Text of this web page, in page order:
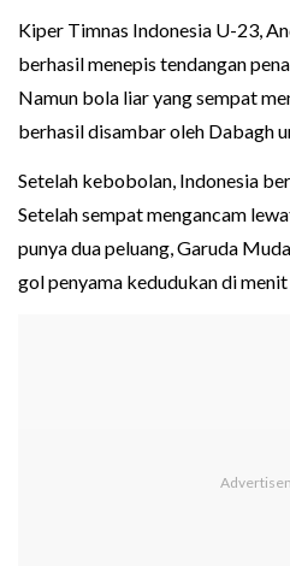
Kiper Timnas Indonesia U-23,
berhasil menepis tendangan
Namun bola liar yang sempat
berhasil disambar oleh Dabagh
Setelah kebobolan, Indonesia
Setelah sempat mengancam
punya dua peluang, Garuda
gol penyama kedudukan di